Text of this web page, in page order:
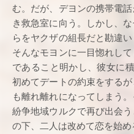
む。だが、デヨンの携帯電
き救急室に向う。しかし、
らをヤクザの組長だと勘違
そんなモヨンに一目惚れし
であること明かし、彼女に
初めてデートの約束をする
も離れ離れになってしまう
紛争地域ウルクで再び出会
の下、二人は改めて恋を始め